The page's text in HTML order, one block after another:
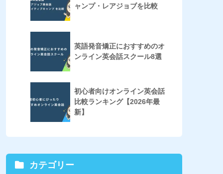
ャンプ・レアジョブを比較
英語発音矯正におすすめのオ
ンライン英会話スクール8選
初心者向けオンライン英会話
比較ランキング【2026年最
新】
カテゴリー